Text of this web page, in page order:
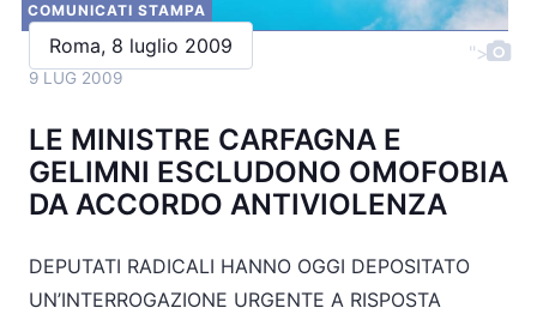
COMUNICATI STAMPA
Roma, 8 luglio 2009 ">
9 LUG 2009
LE MINISTRE CARFAGNA E
GELIMNI ESCLUDONO OMOFOBIA
DA ACCORDO ANTIVIOLENZA
DEPUTATI RADICALI HANNO OGGI DEPOSITATO
UN’INTERROGAZIONE URGENTE A RISPOSTA